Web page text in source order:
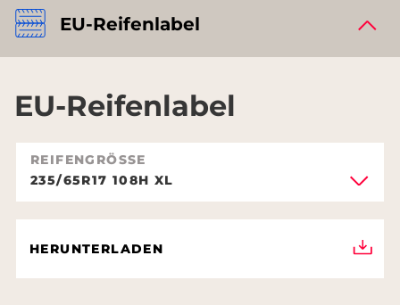
EU-Reifenlabel
EU-Reifenlabel
REIFENGRÖSSE
235/65R17 108H XL
HERUNTERLADEN